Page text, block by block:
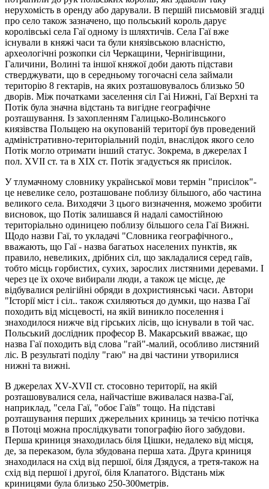
нерухомість в оренду або дарували. В першій письмовій згадці
про село також зазначено, що польський король дарує
королівські села Гаї одному із шляхтичів. Села Гаї вже
існували в княжі часи та були князівською власністю,
археологічні розкопки сіл Черкащини, Чернігівщини,
Галичини, Волині та іншої княжої доби дають підстави
стверджувати, що в середньому тогочасні села займали
територію 8 гектарів, на яких розташовувалось близько 50
дворів. Між початками заселення сіл Гai Нижні, Гаї Верхні та
Потік була значна відстань та вигідне географічне
розташування. Із захопленням Галицько-Волинського
киязівства Польщею на окупованій територї був проведений
адміністративно-теритоpiальний поділ, внаслідок якого село
Потік могло отримати інший статус. Зокрема, в джерелах I
пол. XVII ст. та в XIX ст. Потік згадується як присілок.
У тлумачному словнику української мови термін "присілок"-
це невелике село, розташоване поблизу більшого, або частина
великого села. Виходячи 3 цього визначення, можемо зробити
висновок, що Потік залишався й надалі самостійною
територіально одиницею поблизу більшого села Гаї Вижні.
Щодо назви Гaї, то укладачі "Словника географічного.,
вважають, що Гаї - назва багатьох населених пунктів, як
правило, невеликих, дрібних cіл, що закладалися серед гаїв,
тобто місць горбистих, сухих, зарослих листяними деревами. I
через це їх охоче вибирали люди, а також це місце, де
відбувалися релігійні обряди в дохристиянські часи. Автори
"Iсторії міст i cіл.. також схиляються до думки, що назва Гaї
походить від місцевості, на якій виникло поселення і
знаходилося нижче від гірських лісів, що існували в той час.
Польський дослідник професор В. Макарський вважає, що
назва Гаї походить від слова "гай"-малий, особливо листяний
ліс. В результаті поділу "гаю" на двi частини утворилися
нижні та вижні.
В джерелах XV-XVII ст. стосовно території, на якій
розташовувалися села, найчастіше вживалася назва-Гаї,
наприклад, "села Гaї, "обоє Гаїв" тощо. На підставі
розташування перших джерельних криниць за течією потічка
в Потоці можна прослідкувати топографію його забудови.
Перша криниця знаходилась біля Цішки, недалеко від мiсця,
де, за переказом, була збудована перша хата. Друга криниця
знаходилася на схід від першої, біля Дзядуся, а третя-також на
схід від першої і другої, біля Клапатого. Відстань між
криницями була близько 250-300метрів.